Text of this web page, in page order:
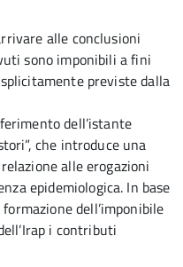
alle conclusioni
sono imponibili a fini
previste dalla
dell’istante
che introduce una
alle erogazioni
epidemiologica. In base
dell’imponibile
i contributi